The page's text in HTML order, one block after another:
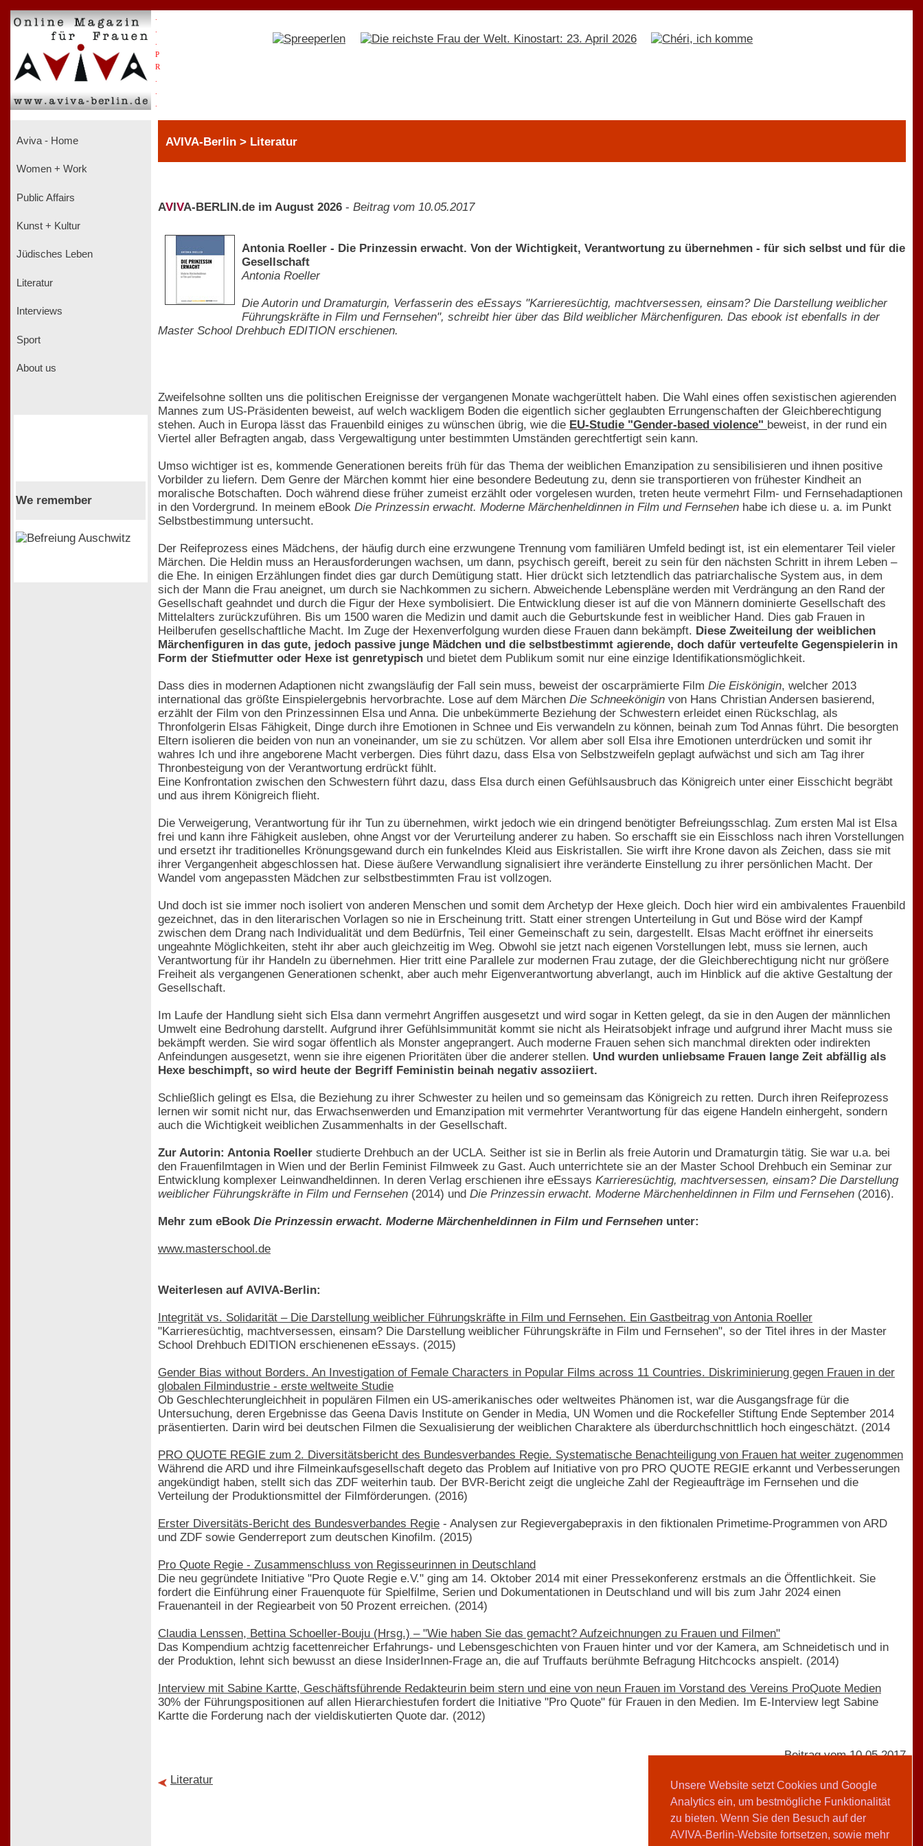
Unsere Website setzt Cookies und Google
Analytics ein, um bestmögliche Funktionalität
zu bieten. Wenn Sie den Besuch auf der
AVIVA-Berlin-Website fortsetzen, sowie mehr
P
R
Aviva - Home
Women + Work
Public Affairs
Kunst + Kultur
Jüdisches Leben
Literatur
Interviews
Sport
About us
We remember
AVIVA-Berlin > Literatur
AV VA-BERLIN.de im August 2026 - Beitrag vom 10.05.2017
Antonia Roeller - Die Prinzessin erwacht. Von der Wichtigkeit, Verantwortung zu übernehmen - für sich selbst und für die
Gesellschaft
Antonia Roeller
Die Autorin und Dramaturgin, Verfasserin des eEssays "Karrieresüchtig, machtversessen, einsam? Die Darstellung weiblicher
Führungskräfte in Film und Fernsehen", schreibt hier über das Bild weiblicher Märchenfiguren. Das ebook ist ebenfalls in der
Master School Drehbuch EDITION erschienen.
Zweifelsohne sollten uns die politischen Ereignisse der vergangenen Monate wachgerüttelt haben. Die Wahl eines offen sexistischen agierenden
Mannes zum US-Präsidenten beweist, auf welch wackligem Boden die eigentlich sicher geglaubten Errungenschaften der Gleichberechtigung
stehen. Auch in Europa lässt das Frauenbild einiges zu wünschen übrig, wie die EU-Studie "Gender-based violence" beweist, in der rund ein
Viertel aller Befragten angab, dass Vergewaltigung unter bestimmten Umständen gerechtfertigt sein kann.
Umso wichtiger ist es, kommende Generationen bereits früh für das Thema der weiblichen Emanzipation zu sensibilisieren und ihnen positive
Vorbilder zu liefern. Dem Genre der Märchen kommt hier eine besondere Bedeutung zu, denn sie transportieren von frühester Kindheit an
moralische Botschaften. Doch während diese früher zumeist erzählt oder vorgelesen wurden, treten heute vermehrt Film- und Fernsehadaptionen
in den Vordergrund. In meinem eBook Die Prinzessin erwacht. Moderne Märchenheldinnen in Film und Fernsehen habe ich diese u. a. im Punkt
Selbstbestimmung untersucht.
Der Reifeprozess eines Mädchens, der häufig durch eine erzwungene Trennung vom familiären Umfeld bedingt ist, ist ein elementarer Teil vieler
Märchen. Die Heldin muss an Herausforderungen wachsen, um dann, psychisch gereift, bereit zu sein für den nächsten Schritt in ihrem Leben –
die Ehe. In einigen Erzählungen findet dies gar durch Demütigung statt. Hier drückt sich letztendlich das patriarchalische System aus, in dem
sich der Mann die Frau aneignet, um durch sie Nachkommen zu sichern. Abweichende Lebenspläne werden mit Verdrängung an den Rand der
Gesellschaft geahndet und durch die Figur der Hexe symbolisiert. Die Entwicklung dieser ist auf die von Männern dominierte Gesellschaft des
Mittelalters zurückzuführen. Bis um 1500 waren die Medizin und damit auch die Geburtskunde fest in weiblicher Hand. Dies gab Frauen in
Heilberufen gesellschaftliche Macht. Im Zuge der Hexenverfolgung wurden diese Frauen dann bekämpft. Diese Zweiteilung der weiblichen
Märchenfiguren in das gute, jedoch passive junge Mädchen und die selbstbestimmt agierende, doch dafür verteufelte Gegenspielerin in
Form der Stiefmutter oder Hexe ist genretypisch und bietet dem Publikum somit nur eine einzige Identifikationsmöglichkeit.
Dass dies in modernen Adaptionen nicht zwangsläufig der Fall sein muss, beweist der oscarprämierte Film Die Eiskönigin, welcher 2013
international das größte Einspielergebnis hervorbrachte. Lose auf dem Märchen Die Schneekönigin von Hans Christian Andersen basierend,
erzählt der Film von den Prinzessinnen Elsa und Anna. Die unbekümmerte Beziehung der Schwestern erleidet einen Rückschlag, als
Thronfolgerin Elsas Fähigkeit, Dinge durch ihre Emotionen in Schnee und Eis verwandeln zu können, beinah zum Tod Annas führt. Die besorgten
Eltern isolieren die beiden von nun an voneinander, um sie zu schützen. Vor allem aber soll Elsa ihre Emotionen unterdrücken und somit ihr
wahres Ich und ihre angeborene Macht verbergen. Dies führt dazu, dass Elsa von Selbstzweifeln geplagt aufwächst und sich am Tag ihrer
Thronbesteigung von der Verantwortung erdrückt fühlt.
Eine Konfrontation zwischen den Schwestern führt dazu, dass Elsa durch einen Gefühlsausbruch das Königreich unter einer Eisschicht begräbt
und aus ihrem Königreich flieht.
Die Verweigerung, Verantwortung für ihr Tun zu übernehmen, wirkt jedoch wie ein dringend benötigter Befreiungsschlag. Zum ersten Mal ist Elsa
frei und kann ihre Fähigkeit ausleben, ohne Angst vor der Verurteilung anderer zu haben. So erschafft sie ein Eisschloss nach ihren Vorstellungen
und ersetzt ihr traditionelles Krönungsgewand durch ein funkelndes Kleid aus Eiskristallen. Sie wirft ihre Krone davon als Zeichen, dass sie mit
ihrer Vergangenheit abgeschlossen hat. Diese äußere Verwandlung signalisiert ihre veränderte Einstellung zu ihrer persönlichen Macht. Der
Wandel vom angepassten Mädchen zur selbstbestimmten Frau ist vollzogen.
Und doch ist sie immer noch isoliert von anderen Menschen und somit dem Archetyp der Hexe gleich. Doch hier wird ein ambivalentes Frauenbild
gezeichnet, das in den literarischen Vorlagen so nie in Erscheinung tritt. Statt einer strengen Unterteilung in Gut und Böse wird der Kampf
zwischen dem Drang nach Individualität und dem Bedürfnis, Teil einer Gemeinschaft zu sein, dargestellt. Elsas Macht eröffnet ihr einerseits
ungeahnte Möglichkeiten, steht ihr aber auch gleichzeitig im Weg. Obwohl sie jetzt nach eigenen Vorstellungen lebt, muss sie lernen, auch
Verantwortung für ihr Handeln zu übernehmen. Hier tritt eine Parallele zur modernen Frau zutage, der die Gleichberechtigung nicht nur größere
Freiheit als vergangenen Generationen schenkt, aber auch mehr Eigenverantwortung abverlangt, auch im Hinblick auf die aktive Gestaltung der
Gesellschaft.
Im Laufe der Handlung sieht sich Elsa dann vermehrt Angriffen ausgesetzt und wird sogar in Ketten gelegt, da sie in den Augen der männlichen
Umwelt eine Bedrohung darstellt. Aufgrund ihrer Gefühlsimmunität kommt sie nicht als Heiratsobjekt infrage und aufgrund ihrer Macht muss sie
bekämpft werden. Sie wird sogar öffentlich als Monster angeprangert. Auch moderne Frauen sehen sich manchmal direkten oder indirekten
Anfeindungen ausgesetzt, wenn sie ihre eigenen Prioritäten über die anderer stellen. Und wurden unliebsame Frauen lange Zeit abfällig als
Hexe beschimpft, so wird heute der Begriff Feministin beinah negativ assoziiert.
Schließlich gelingt es Elsa, die Beziehung zu ihrer Schwester zu heilen und so gemeinsam das Königreich zu retten. Durch ihren Reifeprozess
lernen wir somit nicht nur, das Erwachsenwerden und Emanzipation mit vermehrter Verantwortung für das eigene Handeln einhergeht, sondern
auch die Wichtigkeit weiblichen Zusammenhalts in der Gesellschaft.
Zur Autorin: Antonia Roeller studierte Drehbuch an der UCLA. Seither ist sie in Berlin als freie Autorin und Dramaturgin tätig. Sie war u.a. bei
den Frauenfilmtagen in Wien und der Berlin Feminist Filmweek zu Gast. Auch unterrichtete sie an der Master School Drehbuch ein Seminar zur
Entwicklung komplexer Leinwandheldinnen. In deren Verlag erschienen ihre eEssays Karrieresüchtig, machtversessen, einsam? Die Darstellung
weiblicher Führungskräfte in Film und Fernsehen (2014) und Die Prinzessin erwacht. Moderne Märchenheldinnen in Film und Fernsehen (2016).
Mehr zum eBook Die Prinzessin erwacht. Moderne Märchenheldinnen in Film und Fernsehen unter:
www.masterschool.de
Weiterlesen auf AVIVA-Berlin:
Integrität vs. Solidarität – Die Darstellung weiblicher Führungskräfte in Film und Fernsehen. Ein Gastbeitrag von Antonia Roeller
"Karrieresüchtig, machtversessen, einsam? Die Darstellung weiblicher Führungskräfte in Film und Fernsehen", so der Titel ihres in der Master
School Drehbuch EDITION erschienenen eEssays. (2015)
Gender Bias without Borders. An Investigation of Female Characters in Popular Films across 11 Countries. Diskriminierung gegen Frauen in der
globalen Filmindustrie - erste weltweite Studie
Ob Geschlechterungleichheit in populären Filmen ein US-amerikanisches oder weltweites Phänomen ist, war die Ausgangsfrage für die
Untersuchung, deren Ergebnisse das Geena Davis Institute on Gender in Media, UN Women und die Rockefeller Stiftung Ende September 2014
präsentierten. Darin wird bei deutschen Filmen die Sexualisierung der weiblichen Charaktere als überdurchschnittlich hoch eingeschätzt. (2014
PRO QUOTE REGIE zum 2. Diversitätsbericht des Bundesverbandes Regie. Systematische Benachteiligung von Frauen hat weiter zugenommen
Während die ARD und ihre Filmeinkaufsgesellschaft degeto das Problem auf Initiative von pro PRO QUOTE REGIE erkannt und Verbesserungen
angekündigt haben, stellt sich das ZDF weiterhin taub. Der BVR-Bericht zeigt die ungleiche Zahl der Regieaufträge im Fernsehen und die
Verteilung der Produktionsmittel der Filmförderungen. (2016)
Erster Diversitäts-Bericht des Bundesverbandes Regie - Analysen zur Regievergabepraxis in den fiktionalen Primetime-Programmen von ARD
und ZDF sowie Genderreport zum deutschen Kinofilm. (2015)
Pro Quote Regie - Zusammenschluss von Regisseurinnen in Deutschland
Die neu gegründete Initiative "Pro Quote Regie e.V." ging am 14. Oktober 2014 mit einer Pressekonferenz erstmals an die Öffentlichkeit. Sie
fordert die Einführung einer Frauenquote für Spielfilme, Serien und Dokumentationen in Deutschland und will bis zum Jahr 2024 einen
Frauenanteil in der Regiearbeit von 50 Prozent erreichen. (2014)
Claudia Lenssen, Bettina Schoeller-Bouju (Hrsg.) – "Wie haben Sie das gemacht? Aufzeichnungen zu Frauen und Filmen"
Das Kompendium achtzig facettenreicher Erfahrungs- und Lebensgeschichten von Frauen hinter und vor der Kamera, am Schneidetisch und in
der Produktion, lehnt sich bewusst an diese InsiderInnen-Frage an, die auf Truffauts berühmte Befragung Hitchcocks anspielt. (2014)
Interview mit Sabine Kartte, Geschäftsführende Redakteurin beim stern und eine von neun Frauen im Vorstand des Vereins ProQuote Medien
30% der Führungspositionen auf allen Hierarchiestufen fordert die Initiative "Pro Quote" für Frauen in den Medien. Im E-Interview legt Sabine
Kartte die Forderung nach der vieldiskutierten Quote dar. (2012)
Literatur
Beitrag vom 10.05.2017
AVIVA-Redaktion
Teilen